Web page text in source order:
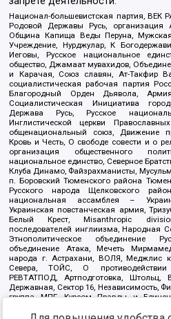
Национал-большевистская партия, ВЕК
Родовой Державы Русь, организация
Община Капища Веды Перуна,
Учреждение, Нурджулар, К
Иеговы, Русское национальное
общество, Джамаат мувахидов,
и Карачая, Союз славян, Ат-Такфир
социалистическая рабочая партия
Благородный Орден Дьявола,
Социалистическая Инициатива
Держава Русь, Русское
Инглистической церкви
общенациональный союз, Движение
Кровь и Честь, О свободе совести и о
организация общественного
национальное единство, Северное
Клуба Динамо, Файзрахманисты,
п. Боровский Тюменского района
Русского народа Щелковского
национальная ассамблея –
Украинская повстанческая армия,
Белый Крест, Misanthropic
последователей инглиизма, Народная
Этнополитическое объединение
объединение Атака, Мечеть
народа г. Астрахани, ВОЛЯ, Меджлис
Севера, ТОЙС, О противодействии
РЕВТАТПОД, Артподготовка,
Державная, Сектор 16, Независимость,
группа МПГ, Курсом Правды и
Благотворительный пансионат Ак